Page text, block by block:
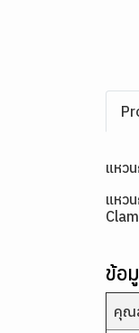
แหว
แหว
ข้อ
คุณ